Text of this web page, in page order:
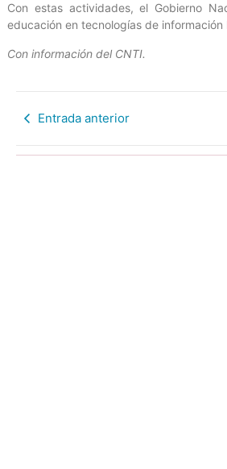
Con estas actividades, el Gobierno
educación en tecnologías de
Con información del CNTI.
Entrada anterior